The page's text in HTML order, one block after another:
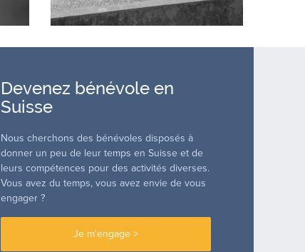
Devenez bénévole en
Suisse
Nous cherchons des bénévoles disposés à
donner un peu de leur temps en Suisse et de
leurs compétences pour des activités diverses.
Vous avez du temps, vous avez envie de vous
engager ?
Je m'engage >